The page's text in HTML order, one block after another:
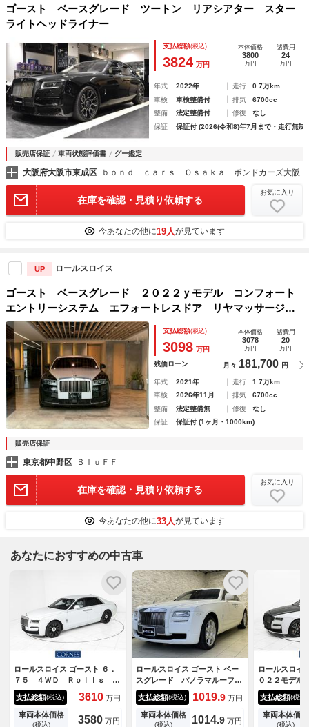
ゴースト ベースグレード ツートン リアシアター スター
ライトヘッドライナー
支払総額(税込)
3824 万円
本体価格
3800
万円
諸費用
24
万円
年式 2022年 走行
0.7万km
車検
車検整備付 排気
6700cc
整備
法定整備付 修復
なし
保証
保証付 (2026(令和8)年7月まで・走行無制
販売店保証 車両状態評価書 グー鑑定
大阪府大阪市東成区 ｂｏｎｄ ｃａｒｓ Ｏｓａｋａ ボンドカーズ大阪
在庫を確認・見積り依頼する
お気に入り
今あなたの他に19人が見ています
UP ロールスロイス
ゴースト ベースグレード ２０２２ｙモデル コンフォート
エントリーシステム エフォートレスドア リヤマッサージシ
ート オープンボアブラックウッド ドライバーズアシスタン
スシステム
支払総額(税込)
3098 万円
本体価格
3078
万円
諸費用
20
万円
残価ローン 月々 181,700 円
年式 2021年 走行
1.7万km
車検
2026年11月 排気
6700cc
整備
法定整備無 修復
なし
保証
保証付 (1ヶ月・1000km)
販売店保証
東京都中野区 ＢｌｕＦＦ
在庫を確認・見積り依頼する
お気に入り
今あなたの他に33人が見ています
あなたにおすすめの中古車
ロールスロイス ゴースト ６．
７５ ４ＷＤ Ｒｏｌｌｓ Ｒ
ｏｙｃｅ 認定中古車 Ｐｒｏ
ｖｅｎａｎｃｅ メーカー保証
付 ロードサイド・アシスタン
支払総額(税込) 3610 万円
車両本体価格
(税込) 3580 万円
ロールスロイス ゴースト ベー
スグレード パノラマルーフ
リアエンター レッドレザーシ
ート メーカーナビ フルセグ
ＴＶ ＢＴ接続 Ｂカメ 全席
シートヒーター＆クーラー Ｐ
支払総額(税込) 1019.9 万円
車両本体価格
(税込) 1014.9 万円
ロールスロ
０２２モデ
ａｄｇｅ Ｇ
ｌｓ Ｒｏｙ
車 Ｐｒｏｖ
ーカー保証
支払総額(税込)
車両本体価格
(税込)